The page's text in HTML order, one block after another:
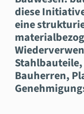
diese
eine
Bauherren,